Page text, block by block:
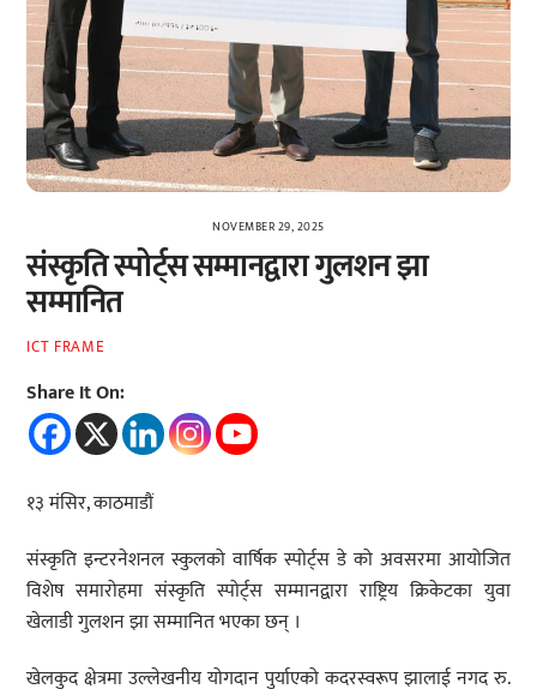
NOVEMBER 29, 2025
संस्कृति स्पोर्ट्स सम्मानद्वारा गुलशन झा
सम्मानित
ICT FRAME
Share It On:
१३ मंसिर, काठमाडौं
संस्कृति इन्टरनेशनल स्कुलको वार्षिक स्पोर्ट्स डे को अवसरमा आयोजित
विशेष समारोहमा संस्कृति स्पोर्ट्स सम्मानद्वारा राष्ट्रिय क्रिकेटका युवा
खेलाडी गुलशन झा सम्मानित भएका छन् ।
खेलकुद क्षेत्रमा उल्लेखनीय योगदान पुर्याएको कदरस्वरूप झालाई नगद रु.